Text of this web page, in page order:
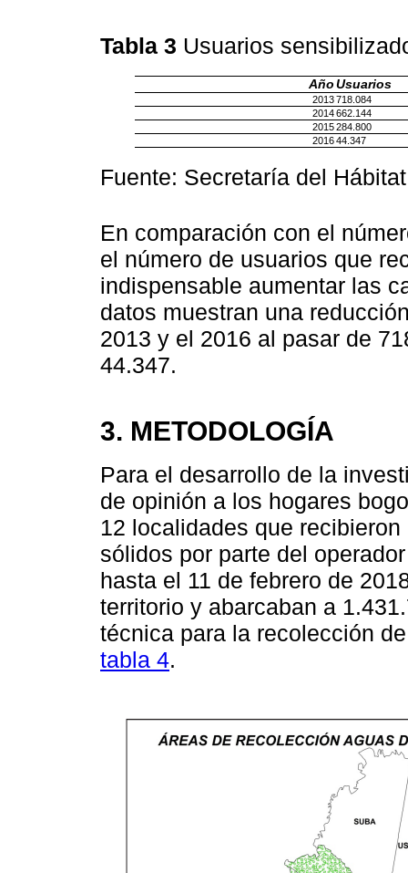
Tabla 3 Usuarios
Año Usuarios
2013 718.084
2014 662.144
2015 284.800
2016 44.347
Fuente: Secretaría del
En comparación con el
el número de usuarios que
indispensable aumentar las
datos muestran una
2013 y el 2016 al pasar de
44.347.
3. METODOLOGÍA
Para el desarrollo de la
de opinión a los hogares
12 localidades que
sólidos por parte del
hasta el 11 de febrero de
territorio y abarcaban a
técnica para la recolección
tabla 4.